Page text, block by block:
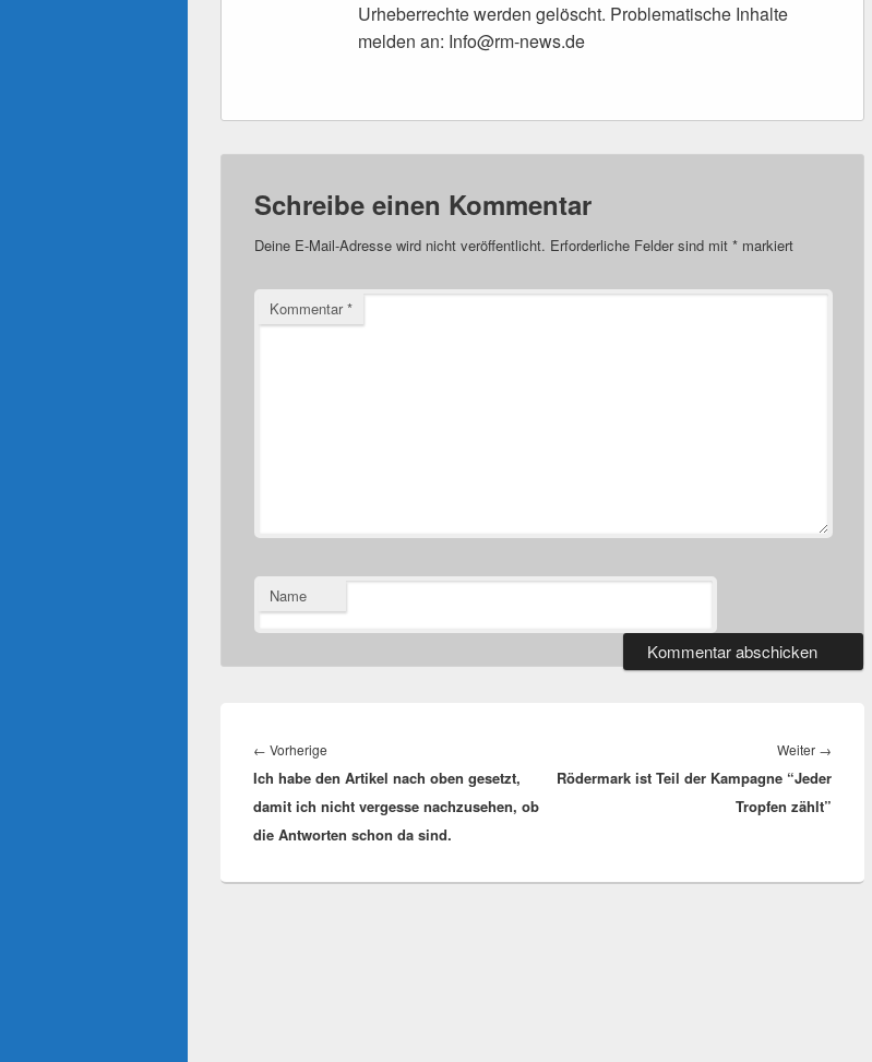
Urheberrechte werden gelöscht. Problematische Inhalte
melden an: Info@rm-news.de
Schreibe einen Kommentar
Deine E-Mail-Adresse wird nicht veröffentlicht. Erforderliche Felder sind mit * markiert
Kommentar*
Name
← Vorherige
Beitrag:
Ich habe den Artikel nach oben gesetzt,
damit ich nicht vergesse nachzusehen, ob
die Antworten schon da sind.
Weiter →
Beitrag:
Rödermark ist Teil der Kampagne “Jeder
Tropfen zählt”